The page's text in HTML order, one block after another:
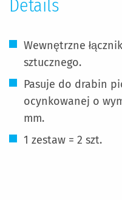
Details
Wewnętrzne
sztucznego.
Pasuje do drabin
ocynkowanej o
mm.
1 zestaw = 2 szt.